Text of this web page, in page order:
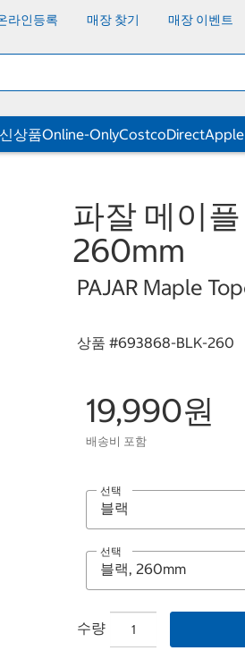
라인등록 매장 찾기 매장 이벤트
신상품Online-OnlyCostcoDirectApple
파잘 메이
260mm
PAJAR Maple
상품 #693868-BLK-260
19,990원
배송비 포함
선택
선택
수량